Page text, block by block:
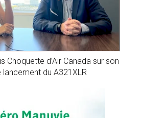
Choquette d’Air Canada sur son
du A321XLR